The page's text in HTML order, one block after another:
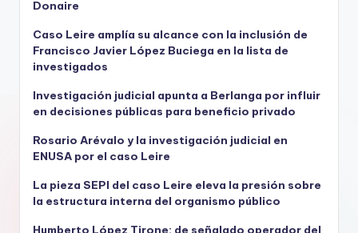
Donaire
Caso Leire amplía su alcance con la inclusión de
Francisco Javier López Buciega en la lista de
investigados
Investigación judicial apunta a Berlanga por influir
en decisiones públicas para beneficio privado
Rosario Arévalo y la investigación judicial en
ENUSA por el caso Leire
La pieza SEPI del caso Leire eleva la presión sobre
la estructura interna del organismo público
Humberto López Tirone: de señalado operador del